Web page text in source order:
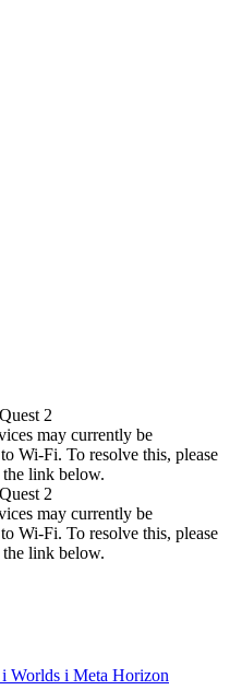
2
may currently be
Wi-Fi. To resolve this, please
link below.
2
may currently be
Wi-Fi. To resolve this, please
link below.
Worlds i Meta Horizon